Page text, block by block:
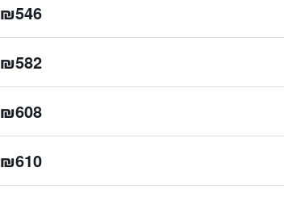
₪546
₪582
₪608
₪610